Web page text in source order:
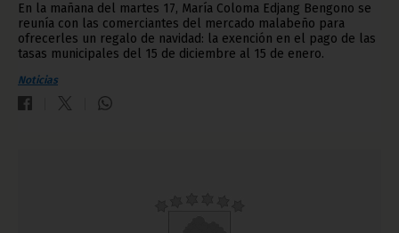
En la mañana del martes 17, María Coloma Edjang Bengono se
reunía con las comerciantes del mercado malabeño para
ofrecerles un regalo de navidad: la exención en el pago de las
tasas municipales del 15 de diciembre al 15 de enero.
Noticias